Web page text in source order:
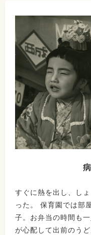
すぐに熱を出し、し
った。 保育園では部
子。お弁当の時間も
が心配して出前のう